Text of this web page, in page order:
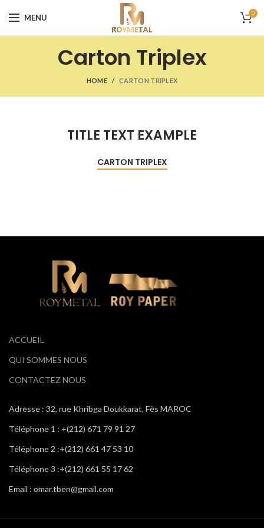
MENU 0
Carton Triplex
HOME CARTON TRIPLEX
TITLE TEXT EXAMPLE
CARTON TRIPLEX
ACCUEIL
QUI SOMMES NOUS
CONTACTEZ NOUS
Adresse : 32, rue Khribga Doukkarat, Fès MAROC
Téléphone 1 : +(212) 671 79 91 27
Téléphone 2 :+(212) 661 47 53 10
Téléphone 3 :+(212) 661 55 17 62
Email : omar.tben@gmail.com